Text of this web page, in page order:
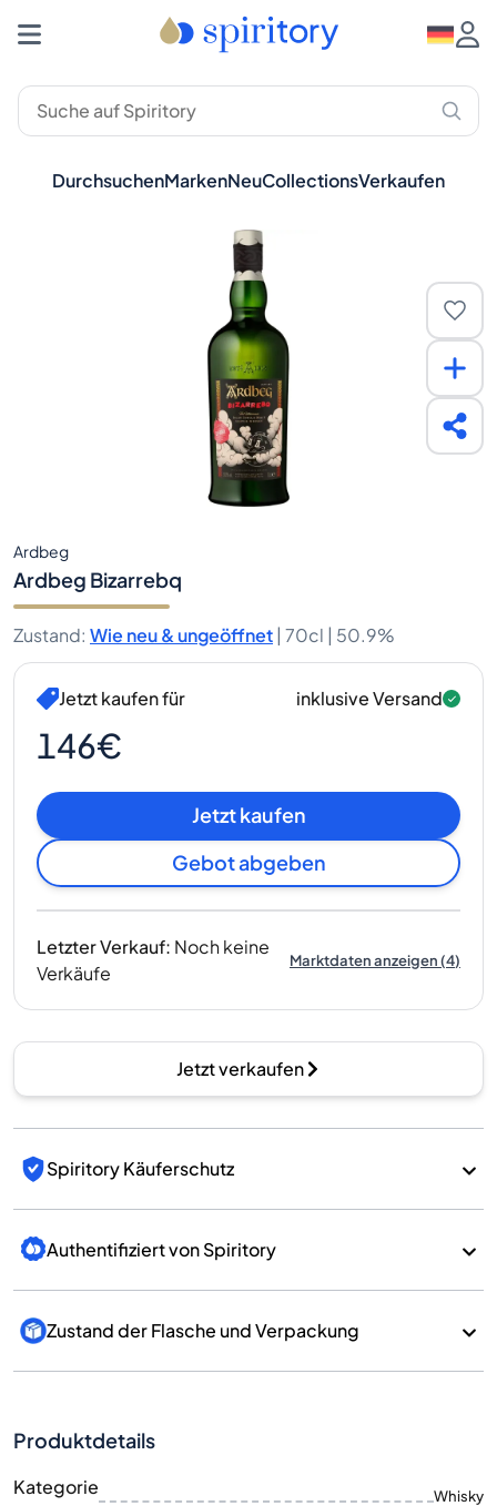
DurchsuchenMarkenNeuCollectionsVerkaufen
Ardbeg
Ardbeg Bizarrebq
Zustand: Wie neu & ungeöffnet | 70cl | 50.9%
Jetzt kaufen für
146€
inklusive Versand
Jetzt kaufen
Gebot abgeben
Letzter Verkauf: Noch keine
Verkäufe
Marktdaten anzeigen(4)
Jetzt verkaufen
Spiritory Käuferschutz
Authentifiziert von Spiritory
Zustand der Flasche und Verpackung
Produktdetails
Kategorie Whisky